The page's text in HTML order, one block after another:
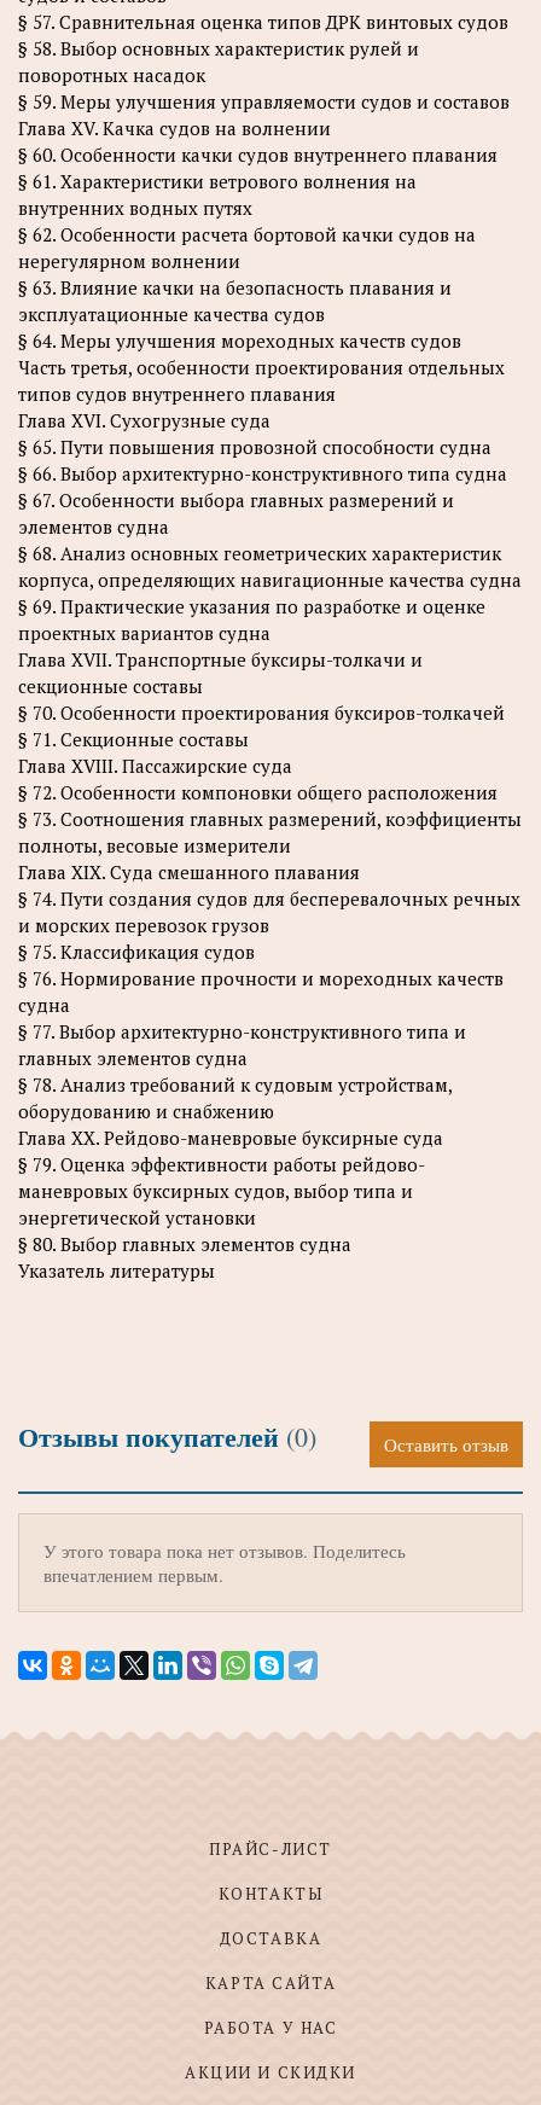
§ 57. Сравнительная оценка типов ДРК винтовых судов
§ 58. Выбор основных характеристик рулей и
поворотных насадок
§ 59. Меры улучшения управляемости судов и составов
Глава XV. Качка судов на волнении
§ 60. Особенности качки судов внутреннего плавания
§ 61. Характеристики ветрового волнения на
внутренних водных путях
§ 62. Особенности расчета бортовой качки судов на
нерегулярном волнении
§ 63. Влияние качки на безопасность плавания и
эксплуатационные качества судов
§ 64. Меры улучшения мореходных качеств судов
Часть третья, особенности проектирования отдельных
типов судов внутреннего плавания
Глава XVI. Сухогрузные суда
§ 65. Пути повышения провозной способности судна
§ 66. Выбор архитектурно-конструктивного типа судна
§ 67. Особенности выбора главных размерений и
элементов судна
§ 68. Анализ основных геометрических характеристик
корпуса, определяющих навигационные качества судна
§ 69. Практические указания по разработке и оценке
проектных вариантов судна
Глава XVII. Транспортные буксиры-толкачи и
секционные составы
§ 70. Особенности проектирования буксиров-толкачей
§ 71. Секционные составы
Глава XVIII. Пассажирские суда
§ 72. Особенности компоновки общего расположения
§ 73. Соотношения главных размерений, коэффициенты
полноты, весовые измерители
Глава XIX. Суда смешанного плавания
§ 74. Пути создания судов для бесперевалочных речных
и морских перевозок грузов
§ 75. Классификация судов
§ 76. Нормирование прочности и мореходных качеств
судна
§ 77. Выбор архитектурно-конструктивного типа и
главных элементов судна
§ 78. Анализ требований к судовым устройствам,
оборудованию и снабжению
Глава XX. Рейдово-маневровые буксирные суда
§ 79. Оценка эффективности работы рейдово-
маневровых буксирных судов, выбор типа и
энергетической установки
§ 80. Выбор главных элементов судна
Указатель литературы
Отзывы покупателей (0) Оставить отзыв
У этого товара пока нет отзывов. Поделитесь
впечатлением первым.
ПРАЙС-ЛИСТ
КОНТАКТЫ
ДОСТАВКА
КАРТА САЙТА
РАБОТА У НАС
АКЦИИ И СКИДКИ